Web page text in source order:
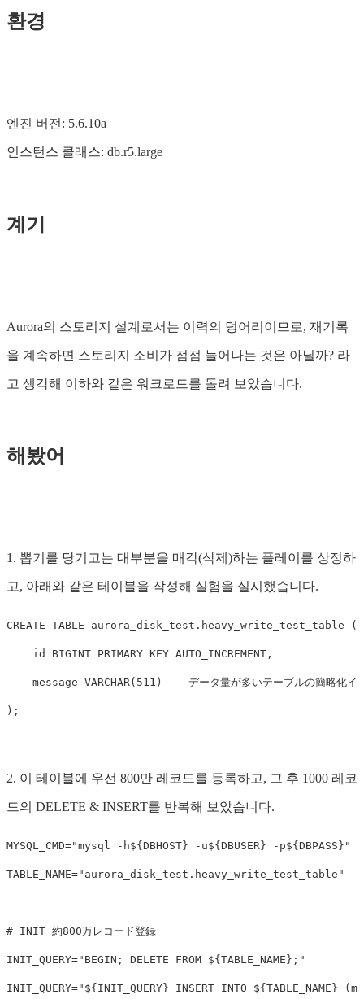
환경
엔진 버전: 5.6.10a
인스턴스 클래스: db.r5.large
계기
Aurora의 스토리지 설계로서는 이력의 덩어리이므로, 재기록
을 계속하면 스토리지 소비가 점점 늘어나는 것은 아닐까? 라
고 생각해 이하와 같은 워크로드를 돌려 보았습니다.
해봤어
1. 뽑기를 당기고는 대부분을 매각(삭제)하는 플레이를 상정하
고, 아래와 같은 테이블을 작성해 실험을 실시했습니다.
CREATE TABLE aurora_disk_test . heavy_write_test_table (
id BIGINT PRIMARY KEY AUTO_INCREMENT ,
message VARCHAR( 511 ) -- データ量が多いテーブルの簡略化イ
);
2. 이 테이블에 우선 800만 레코드를 등록하고, 그 후 1000 레코
드의 DELETE & INSERT를 반복해 보았습니다.
MYSQL_CMD="mysql -h${ DBHOST } -u${ DBUSER } -p${ DBPASS } "
TABLE_NAME="aurora_disk_test.heavy_write_test_table"
# INIT 約800万レコード登録
INIT_QUERY="BEGIN; DELETE FROM ${ TABLE_NAME } ;"
INIT_QUERY=" ${ INIT_QUERY } INSERT INTO ${ TABLE_NAME }